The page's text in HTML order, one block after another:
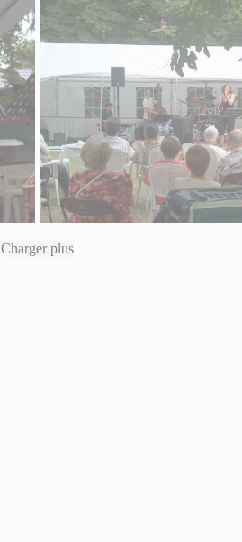
Charger plus